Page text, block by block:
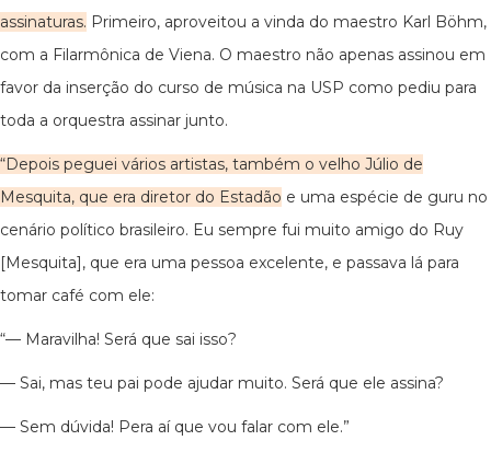
assinaturas. Primeiro, aproveitou a vinda do maestro Karl Böhm,
com a Filarmônica de Viena. O maestro não apenas assinou em
favor da inserção do curso de música na USP como pediu para
toda a orquestra assinar junto.
“Depois peguei vários artistas, também o velho Júlio de
Mesquita, que era diretor do Estadão e uma espécie de guru no
cenário político brasileiro. Eu sempre fui muito amigo do Ruy
[Mesquita], que era uma pessoa excelente, e passava lá para
tomar café com ele:
“— Maravilha! Será que sai isso?
— Sai, mas teu pai pode ajudar muito. Será que ele assina?
— Sem dúvida! Pera aí que vou falar com ele.”